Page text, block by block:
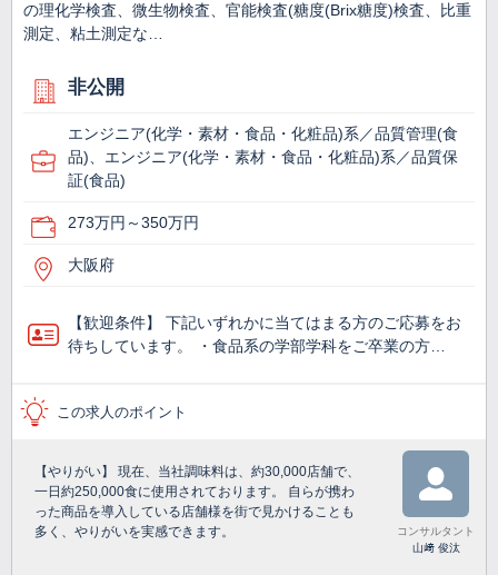
の理化学検査、微生物検査、官能検査(糖度(Brix糖度)検査、比重
測定、粘土測定な…
非公開
エンジニア(化学・素材・食品・化粧品)系／品質管理(食
品)、エンジニア(化学・素材・食品・化粧品)系／品質保
証(食品)
273万円～350万円
大阪府
【歓迎条件】 下記いずれかに当てはまる方のご応募をお
待ちしています。 ・食品系の学部学科をご卒業の方…
この求人のポイント
【やりがい】 現在、当社調味料は、約30,000店舗で、
一日約250,000食に使用されております。 自らが携わ
った商品を導入している店舗様を街で見かけることも
多く、やりがいを実感できます。
コンサルタント
山﨑 俊汰